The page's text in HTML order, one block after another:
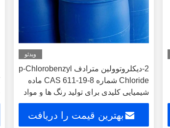
ویدئو
2-دیکلروتوولین مترادف p-Chlorobenzyl
Chloride شماره CAS 611-19-8 ماده
شیمیایی کلیدی برای تولید رنگ ها و مواد
شیمیایی کشاورزی
بهترین قیمت را دریافت